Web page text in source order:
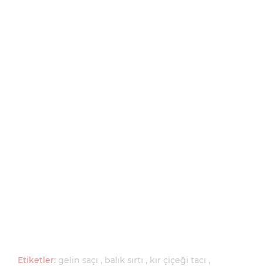
Etiketler: gelin saçı balık sırtı
kır çiçeği tacı